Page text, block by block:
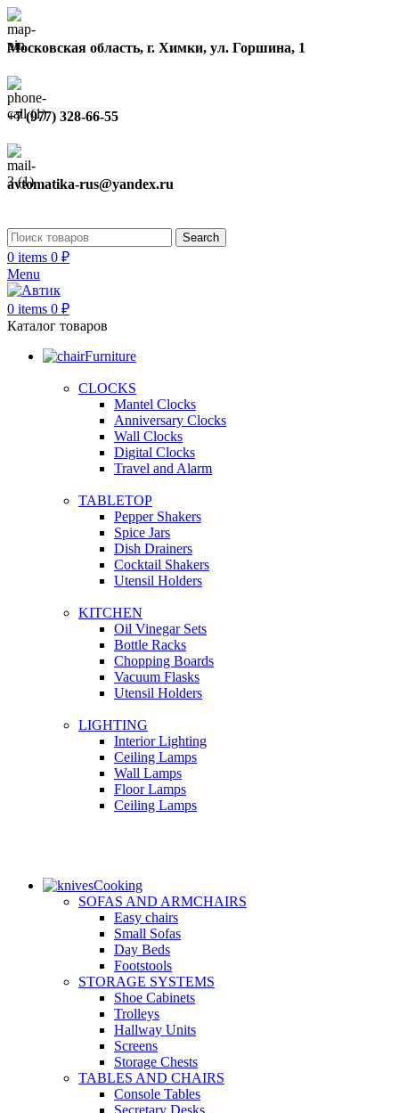
Московская область, г. Химки, ул. Горшина, 1
+7 (977) 328-66-55
avtomatika-rus@yandex.ru
Search
0 items 0 ₽
Menu
0 items 0 ₽
Каталог товаров
Furniture
CLOCKS
Mantel Clocks
Anniversary Clocks
Wall Clocks
Digital Clocks
Travel and Alarm
TABLETOP
Pepper Shakers
Spice Jars
Dish Drainers
Сocktail Shakers
Utensil Holders
KITCHEN
Oil Vinegar Sets
Bottle Racks
Chopping Boards
Vacuum Flasks
Utensil Holders
LIGHTING
Interior Lighting
Ceiling Lamps
Wall Lamps
Floor Lamps
Ceiling Lamps
Cooking
SOFAS AND ARMCHAIRS
Easy chairs
Small Sofas
Day Beds
Footstools
STORAGE SYSTEMS
Shoe Cabinets
Trolleys
Hallway Units
Screens
Storage Chests
TABLES AND CHAIRS
Console Tables
Secretary Desks